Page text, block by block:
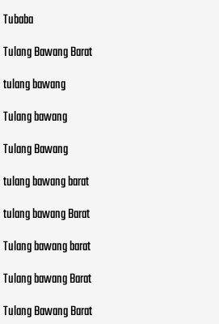
Tubaba
Tulang Bawang Barat
tulang bawang
Tulang bawang
Tulang Bawang
tulang bawang barat
tulang bawang Barat
Tulang bawang barat
Tulang bawang Barat
Tulang Bawang Barat